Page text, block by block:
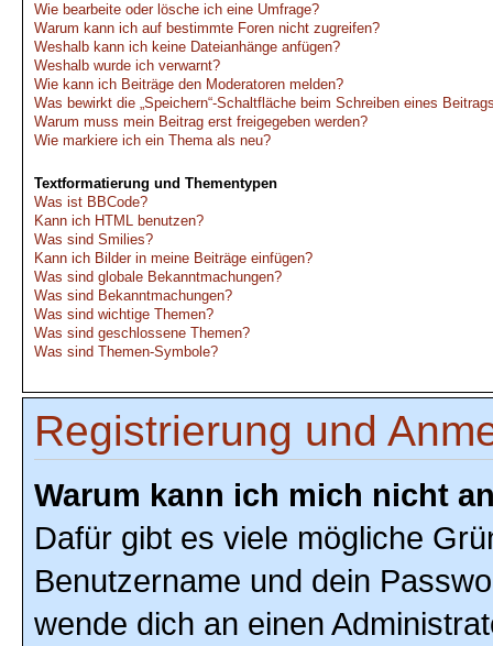
Wie bearbeite oder lösche ich eine Umfrage?
Warum kann ich auf bestimmte Foren nicht zugreifen?
Weshalb kann ich keine Dateianhänge anfügen?
Weshalb wurde ich verwarnt?
Wie kann ich Beiträge den Moderatoren melden?
Was bewirkt die „Speichern“-Schaltfläche beim Schreiben eines
Warum muss mein Beitrag erst freigegeben werden?
Wie markiere ich ein Thema als neu?
Textformatierung und Thementypen
Was ist BBCode?
Kann ich HTML benutzen?
Was sind Smilies?
Kann ich Bilder in meine Beiträge einfügen?
Was sind globale Bekanntmachungen?
Was sind Bekanntmachungen?
Was sind wichtige Themen?
Was sind geschlossene Themen?
Was sind Themen-Symbole?
Registrierung und
Warum kann ich mich nicht
Dafür gibt es viele mögliche
Benutzername und dein
wende dich an einen